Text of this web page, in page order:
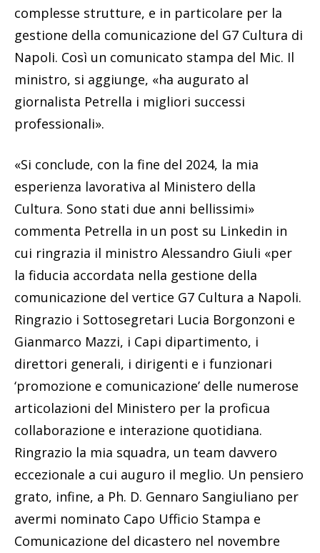
complesse strutture, e in particolare per la
gestione della comunicazione del G7 Cultura di
Napoli. Così un comunicato stampa del Mic. Il
ministro, si aggiunge, «ha augurato al
giornalista Petrella i migliori successi
professionali».
«Si conclude, con la fine del 2024, la mia
esperienza lavorativa al Ministero della
Cultura. Sono stati due anni bellissimi»
commenta Petrella in un post su Linkedin in
cui ringrazia il ministro Alessandro Giuli «per
la fiducia accordata nella gestione della
comunicazione del vertice G7 Cultura a Napoli.
Ringrazio i Sottosegretari Lucia Borgonzoni e
Gianmarco Mazzi, i Capi dipartimento, i
direttori generali, i dirigenti e i funzionari
‘promozione e comunicazione’ delle numerose
articolazioni del Ministero per la proficua
collaborazione e interazione quotidiana.
Ringrazio la mia squadra, un team davvero
eccezionale a cui auguro il meglio. Un pensiero
grato, infine, a Ph. D. Gennaro Sangiuliano per
avermi nominato Capo Ufficio Stampa e
Comunicazione del dicastero nel novembre